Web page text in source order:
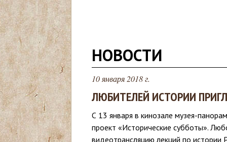
ы
з
д
НОВОСТИ
10 января 2018 г.
ЛЮБИТЕЛЕЙ ИСТОРИИ
С 13 января в кинозале музея-
проект «Исторические субботы».
видеотрансляцию лекций по истории